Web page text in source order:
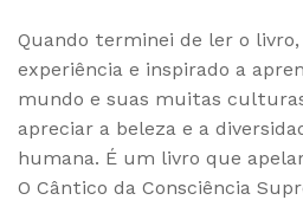
Quando terminei de ler o
experiência e inspirado a
mundo e suas muitas
apreciar a beleza e a
humana. É um livro que
O Cântico da Consciência